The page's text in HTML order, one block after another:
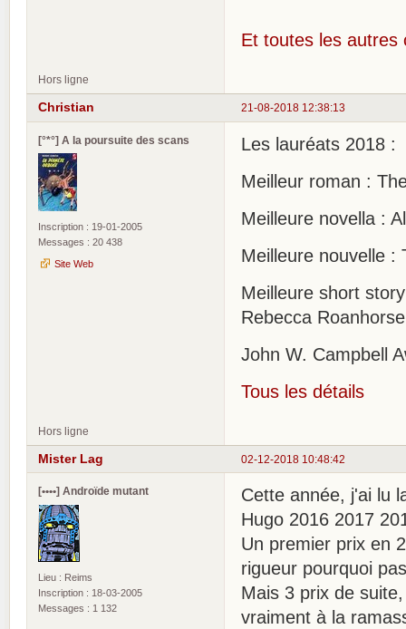
Et toutes les autres
Hors ligne
21-08-2018 12:38:13
Christian
[°*°] A la poursuite des scans
Inscription : 19-01-2005
Messages : 20 438
Site Web
Les lauréats 2018 :
Meilleur roman :
Meilleure novella :
Meilleure nouvelle :
Meilleure short
Rebecca Roanhorse
John W. Campbell
Tous les détails
Hors ligne
02-12-2018 10:48:42
Mister Lag
[••••] Androïde mutant
Lieu : Reims
Inscription : 18-03-2005
Messages : 1 132
Cette année, j'ai lu
Hugo 2016 2017
Un premier prix en
rigueur pourquoi
Mais 3 prix de
vraiment à la